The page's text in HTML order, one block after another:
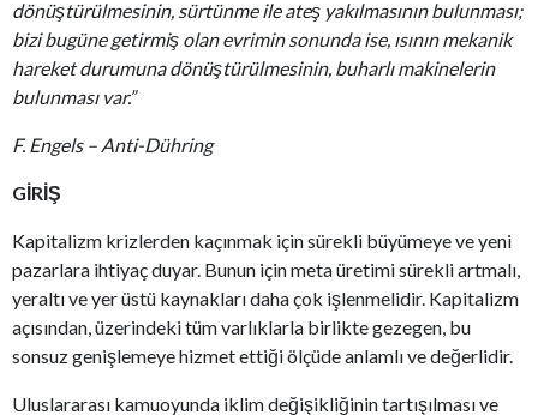
dönüştürülmesinin, sürtünme ile ateş yakılmasının bulunması;
bizi bugüne getirmiş olan evrimin sonunda ise, ısının mekanik
hareket durumuna dönüştürülmesinin, buharlı makinelerin
bulunması var.”
F. Engels – Anti-Dühring
GİRİŞ
Kapitalizm krizlerden kaçınmak için sürekli büyümeye ve yeni
pazarlara ihtiyaç duyar. Bunun için meta üretimi sürekli artmalı,
yeraltı ve yer üstü kaynakları daha çok işlenmelidir. Kapitalizm
açısından, üzerindeki tüm varlıklarla birlikte gezegen, bu
sonsuz genişlemeye hizmet ettiği ölçüde anlamlı ve değerlidir.
Uluslararası kamuoyunda iklim değişikliğinin tartışılması ve